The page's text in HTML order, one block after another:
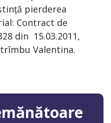
pierderea
Contract de
din 15.03.2011,
Valentina.